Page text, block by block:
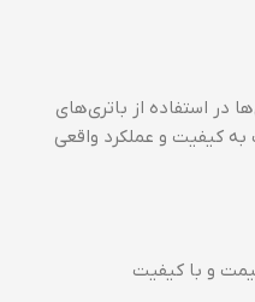
در استفاده از باتری‌های
کیفیت و عملکرد واقعی
و با کیفیت